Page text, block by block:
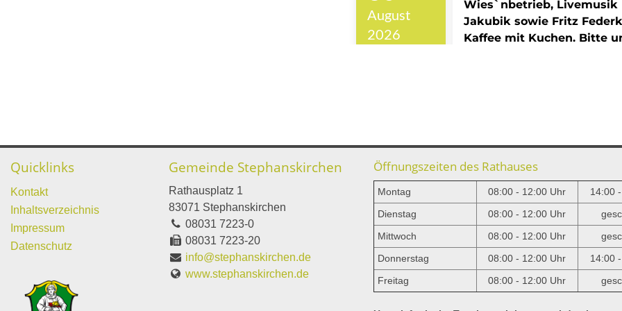
Quicklinks
Kontakt
Inhaltsverzeichnis
Impressum
Datenschutz
Gemeinde Stephanskirchen
Rathausplatz 1
83071 Stephanskirchen
08031 7223-0
08031 7223-20
info@stephanskirchen.de
www.stephanskirchen.de
Öffnungszeiten des Rathauses
Montag 08:00 - 12:00 Uhr
14:00
Dienstag
08:00 - 12:00 Uhr
Mittwoch
08:00 - 12:00 Uhr
Donnerstag
08:00 - 12:00 Uhr
14:00
Freitag
08:00 - 12:00 Uhr